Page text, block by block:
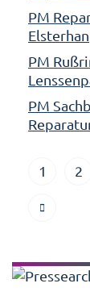
PM
PM
PM
1 2